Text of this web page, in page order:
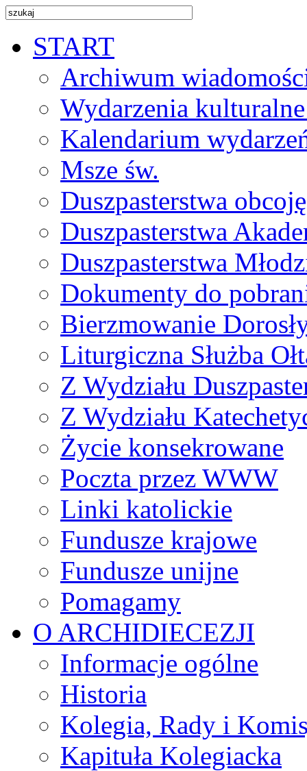
START
Archiwum
Wydarzenia
Kalendarium
Msze św.
Duszpasterstwa
Duszpasterstwa
Duszpasterstwa
Dokumenty do
Bierzmowanie
Liturgiczna Służba
Z Wydziału
Z Wydziału
Życie konsekrowane
Poczta przez WWW
Linki katolickie
Fundusze krajowe
Fundusze unijne
Pomagamy
O ARCHIDIECEZJI
Informacje ogólne
Historia
Kolegia, Rady i
Kapituła Kolegiacka